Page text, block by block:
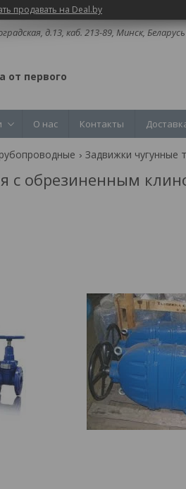
продавать на Deal.by
д.13, каб. 213-89, Минск, Беларусь
от первого
О нас Контакты
Задвижки чугунные
с обрезиненным